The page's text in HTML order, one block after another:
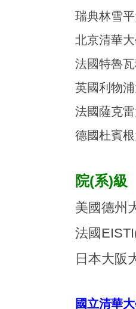
瑞典林雪
北京清華
法國特魯
英國利物
法國薩克
德國杜賓
院(系)級
美國德州
法國
日本大阪
國立清華